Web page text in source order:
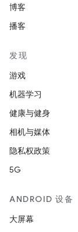
博客
播客
发现
游戏
机器学习
健康与健身
相机与媒体
隐私权政策
5G
ANDROID 设备
大屏幕